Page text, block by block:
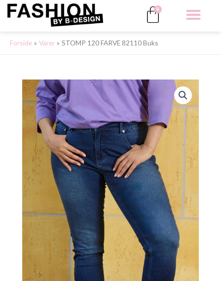
Gå
0
Kurv
Forside Varer STOMP 120 FARVE 82110 Buks